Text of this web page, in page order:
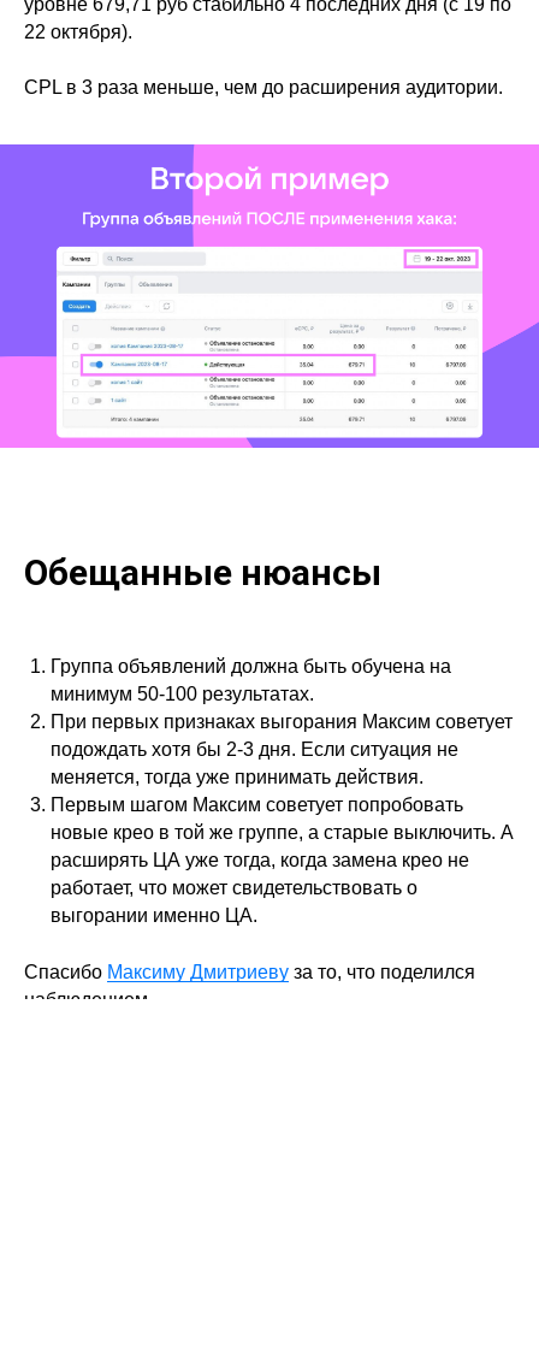
уровне 679,71 руб стабильно 4 последних дня (с 19 по
22 октября).
CPL в 3 раза меньше, чем до расширения аудитории.
Обещанные нюансы
Группа объявлений должна быть обучена на
минимум 50-100 результатах.
При первых признаках выгорания Максим советует
подождать хотя бы 2-3 дня. Если ситуация не
меняется, тогда уже принимать действия.
Первым шагом Максим советует попробовать
новые крео в той же группе, а старые выключить. А
расширять ЦА уже тогда, когда замена крео не
работает, что может свидетельствовать о
выгорании именно ЦА.
Спасибо Максиму Дмитриеву за то, что поделился
наблюдением.